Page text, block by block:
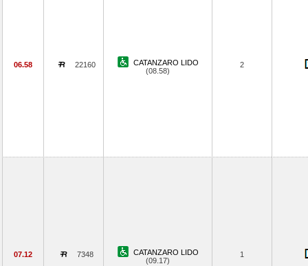
06.58 22160
CATANZARO LIDO
(08.58)
2
07.12 7348
CATANZARO LIDO
(09.17)
1